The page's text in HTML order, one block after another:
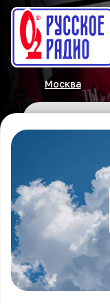
Москва